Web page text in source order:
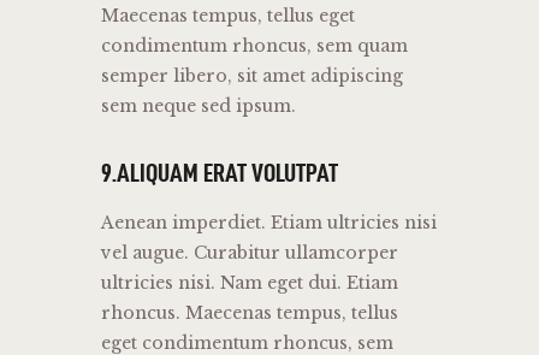
Maecenas tempus, tellus eget
condimentum rhoncus, sem quam
semper libero, sit amet adipiscing
sem neque sed ipsum.
9.ALIQUAM ERAT VOLUTPAT
Aenean imperdiet. Etiam ultricies nisi
vel augue. Curabitur ullamcorper
ultricies nisi. Nam eget dui. Etiam
rhoncus. Maecenas tempus, tellus
eget condimentum rhoncus, sem